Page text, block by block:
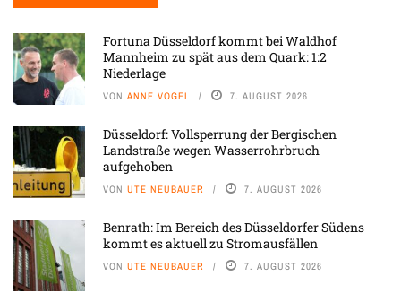
Fortuna Düsseldorf kommt bei Waldhof
Mannheim zu spät aus dem Quark: 1:2
Niederlage
VON ANNE VOGEL 7. AUGUST 2026
Düsseldorf: Vollsperrung der Bergischen
Landstraße wegen Wasserrohrbruch
aufgehoben
VON UTE NEUBAUER 7. AUGUST 2026
Benrath: Im Bereich des Düsseldorfer Südens
kommt es aktuell zu Stromausfällen
VON UTE NEUBAUER 7. AUGUST 2026